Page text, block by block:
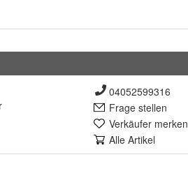
04052599316
Frage stellen
Verkäufer merken
Alle Artikel